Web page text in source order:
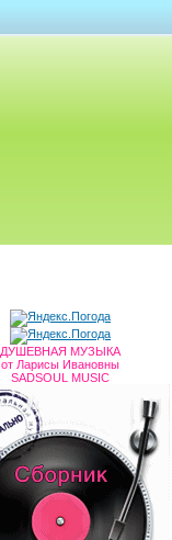
ДУШЕВНАЯ МУЗЫКА
от Ларисы Ивановны
SADSOUL MUSIC